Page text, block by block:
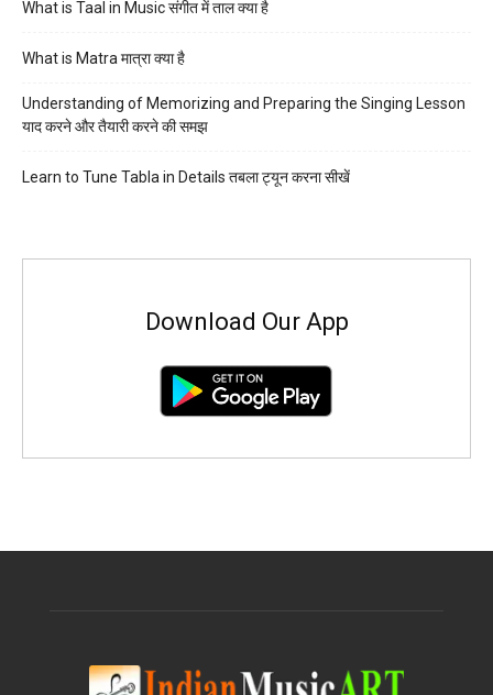
What is Taal in Music संगीत में ताल क्या है
What is Matra मात्रा क्या है
Understanding of Memorizing and Preparing the Singing Lesson
याद करने और तैयारी करने की समझ
Learn to Tune Tabla in Details तबला ट्यून करना सीखें
Download Our App